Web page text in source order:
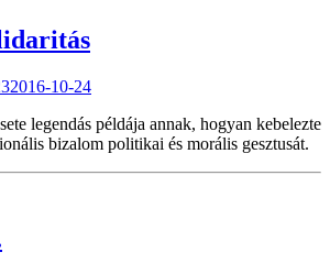
2016-10-24
legendás példája annak, hogyan kebelezte
bizalom politikai és morális gesztusát.